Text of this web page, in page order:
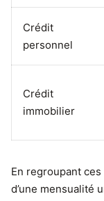
Crédit
personnel
Crédit
immobilier
En regroupant
d’une mensualité